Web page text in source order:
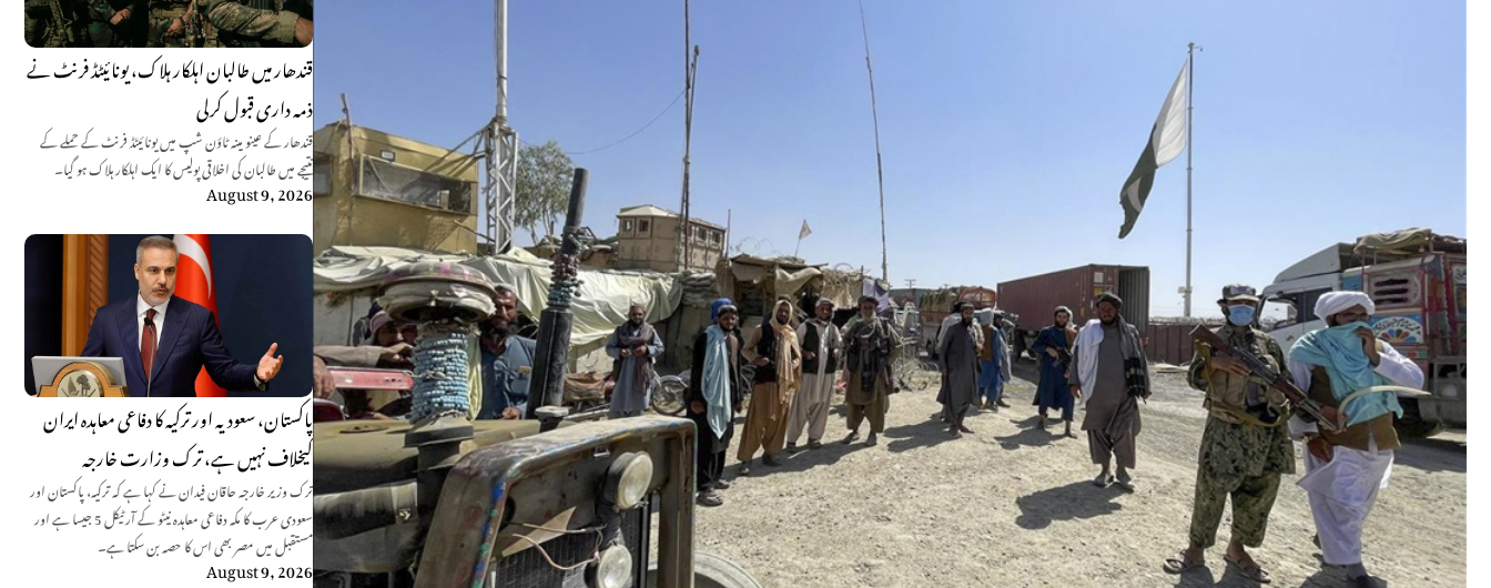
قندھار میں طالبان اہلکار ہلاک، یونائیٹڈ فرنٹ نے
ذمہ داری قبول کرلی
قندھار کے عینو مینہ ٹاؤن شپ میں یونائیٹڈ فرنٹ کے حملے کے
نتیجے میں طالبان کی اخلاقی پولیس کا ایک اہلکار ہلاک ہو گیا۔
August 9, 2026
پاکستان، سعودیہ اور ترکیہ کا دفاعی معاہدہ ایران
کیخلاف نہیں ہے، ترک وزارت خارجہ
ترک وزیر خارجہ حاقان فیدان نے کہا ہے کہ ترکیہ، پاکستان اور
سعودی عرب کا مکہ دفاعی معاہدہ نیٹو کے آرٹیکل 5 جیسا ہے اور
مستقبل میں مصر بھی اس کا حصہ بن سکتا ہے۔
August 9, 2026